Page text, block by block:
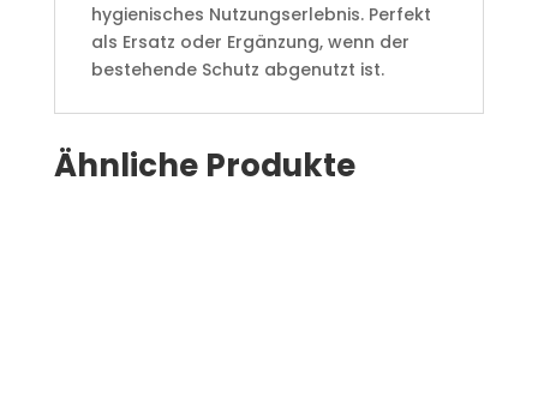
hygienisches Nutzungserlebnis. Perfekt
als Ersatz oder Ergänzung, wenn der
bestehende Schutz abgenutzt ist.
Ähnliche Produkte